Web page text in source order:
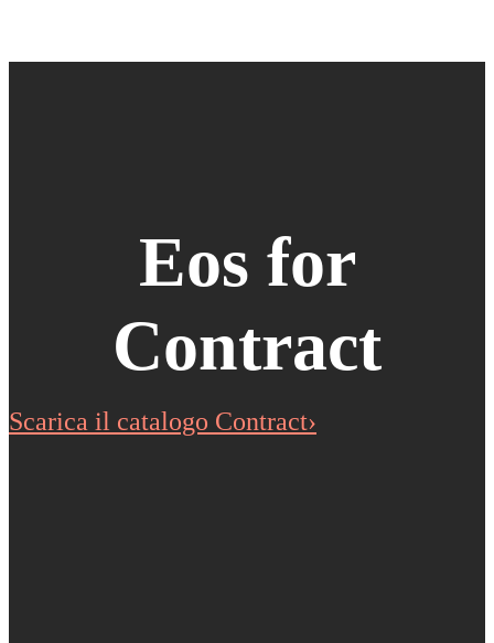
Eos for
Contract
Scarica il catalogo Contract›